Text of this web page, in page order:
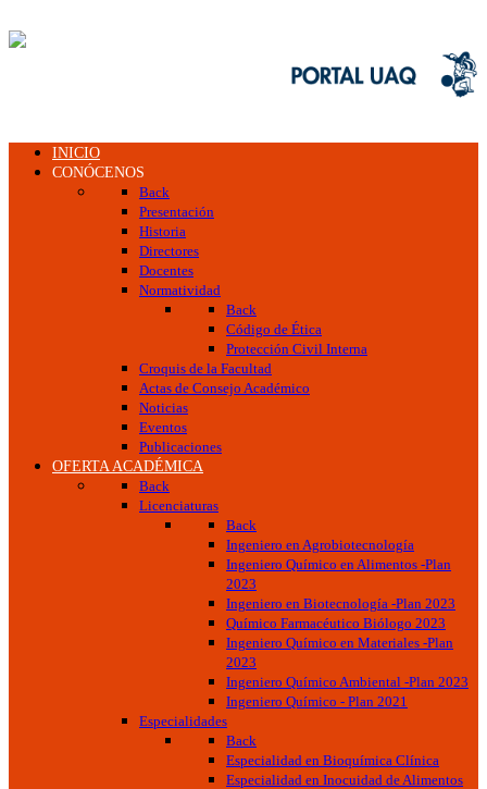
INICIO
CONÓCENOS
Back
Presentación
Historia
Directores
Docentes
Normatividad
Back
Código de Ética
Protección Civil Interna
Croquis de la Facultad
Actas de Consejo Académico
Noticias
Eventos
Publicaciones
OFERTA ACADÉMICA
Back
Licenciaturas
Back
Ingeniero en Agrobiotecnología
Ingeniero Químico en Alimentos -Plan
2023
Ingeniero en Biotecnología -Plan 2023
Químico Farmacéutico Biólogo 2023
Ingeniero Químico en Materiales -Plan
2023
Ingeniero Químico Ambiental -Plan 2023
Ingeniero Químico - Plan 2021
Especialidades
Back
Especialidad en Bioquímica Clínica
Especialidad en Inocuidad de Alimentos